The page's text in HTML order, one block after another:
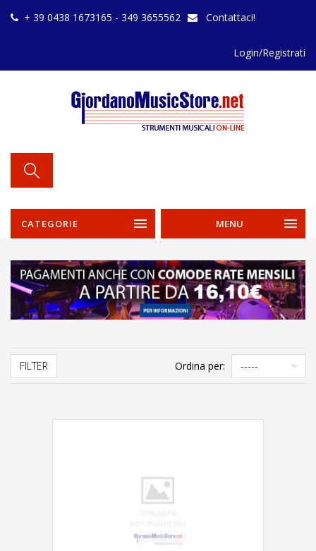
+ 39 0438 1673165 - 349 3655562 Contattaci!
Login/Registrati
CATEGORIE MENU
FILTER Ordina per: